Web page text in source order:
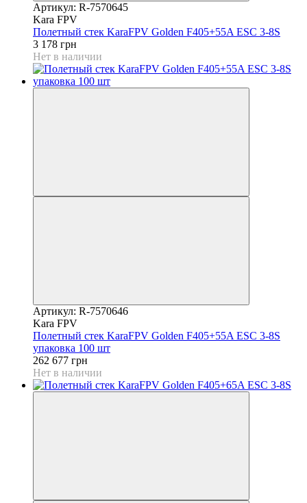
Артикул: R-7570645
Kara FPV
Полетный стек KaraFPV Golden F405+55A ESC 3-8S
3 178 грн
Нет в наличии
Артикул: R-7570646
Kara FPV
Полетный стек KaraFPV Golden F405+55A ESC 3-8S
упаковка 100 шт
262 677 грн
Нет в наличии